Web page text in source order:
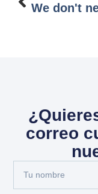
correo